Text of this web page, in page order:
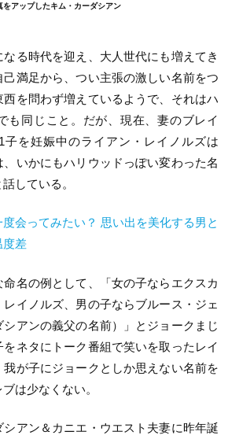
アップしたキム・カーダシアン
る時代を迎え、大人世代にも増えてき
満足から、つい主張の激しい名前をつ
を問わず増えているようで、それはハ
も同じこと。だが、現在、妻のブレイ
子を妊娠中のライアン・レイノルズは
、いかにもハリウッドっぽい変わった名
している。
会ってみたい？ 思い出を美化する男と
度差
名の例として、「女の子ならエクスカ
レイノルズ、男の子ならブルース・ジェ
アンの義父の名前）」とジョークまじ
をネタにトーク番組で笑いを取ったレイ
我が子にジョークとしか思えない名前を
は少なくない。
アン＆カニエ・ウエスト夫妻に昨年誕